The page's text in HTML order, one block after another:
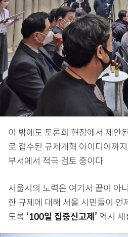
이 밖에도 토론회 현장에서 제안
로 접수된 규제개혁 아이디어까
부서에서 적극 검토 중이다.
서울시의 노력은 여기서 끝이 아
한 규제에 대해 서울 시민들이 언
도록 ‘100일 집중신고제’ 역시 새